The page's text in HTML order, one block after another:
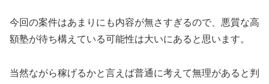
今回の案件はあまりにも内容が無さすぎるので、悪質な高
額塾が待ち構えている可能性は大いにあると思います。
当然ながら稼げるかと言えば普通に考えて無理があると判